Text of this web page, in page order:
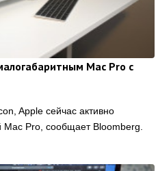
Mac Pro с
Apple сейчас активно
Pro, сообщает Bloomberg.